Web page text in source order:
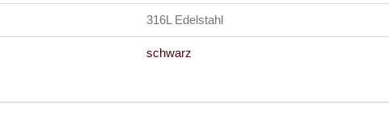
316L Edelstahl
schwarz